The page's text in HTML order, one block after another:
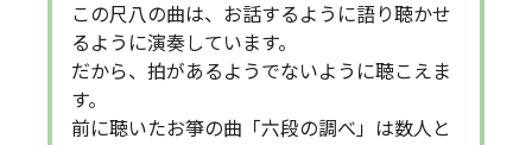
この尺八の曲は、お話するように語り聴かせ
るように演奏しています。
だから、拍があるようでないように聴こえま
す。
前に聴いたお箏の曲「六段の調べ」は数人と